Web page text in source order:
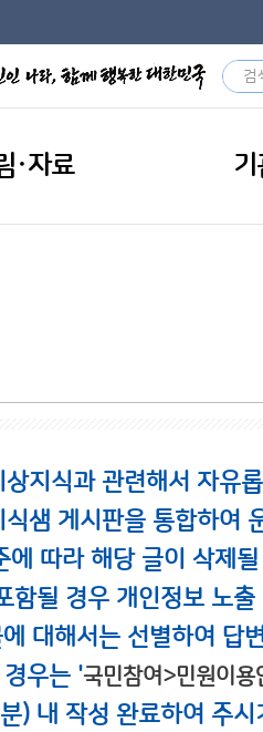
·자료 기
지식과 관련해서 자유
샘 게시판을 통합하여
따라 해당 글이 삭제
될 경우 개인정보 노
대해서는 선별하여 답
우는 '국민참여>민원이용
) 내 작성 완료하여 주시